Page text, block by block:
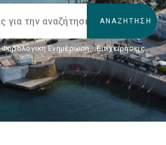
Φορολογικη Ενημέρωση, Επιχειρήσεις